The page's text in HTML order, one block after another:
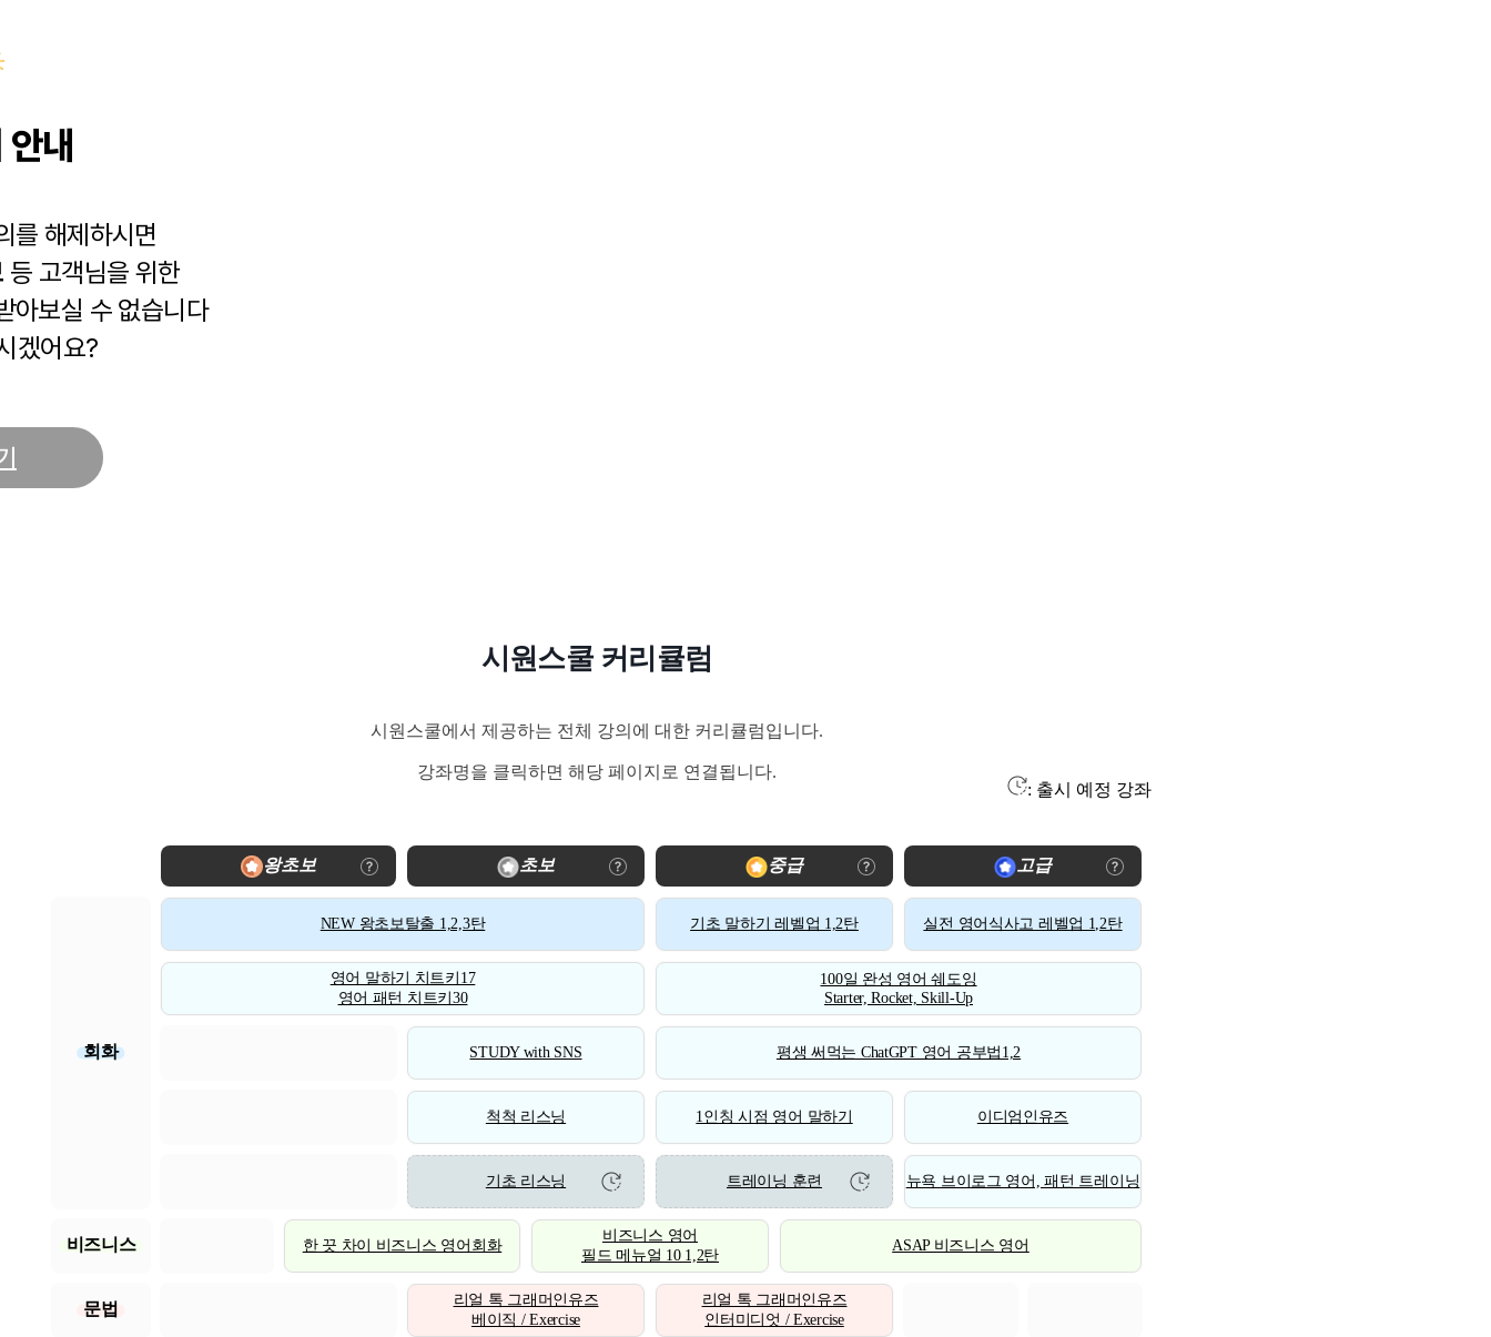
내
를 해제하시면
등 고객님을 위한
아보실 수 없습니다
겠어요?
시원스쿨 커리큘럼
시원스쿨에서 제공하는 전체 강의에 대한 커리큘럼입니다.
강좌명을 클릭하면 해당 페이지로 연결됩니다.
: 출시 예정 강좌
왕초보 초보 중급 고급
회화
NEW 왕초보탈출 1,2,3탄 기초 말하기 레벨업 1,2탄 실전 영어식사고 레벨업 1,2탄
영어 말하기 치트키17
영어 패턴 치트키30
100일 완성 영어 쉐도잉
Starter, Rocket, Skill-Up
STUDY with SNS 평생 써먹는 ChatGPT 영어 공부법1,2
척척 리스닝 1인칭 시점 영어 말하기 이디엄인유즈
기초 리스닝 트레이닝 훈련 뉴욕 브이로그 영어, 패턴 트레이닝
비즈니스 한 끗 차이 비즈니스 영어회화
비즈니스 영어
필드 메뉴얼 10 1,2탄
ASAP 비즈니스 영어
문법
리얼 톡 그래머인유즈
베이직 / Exercise
리얼 톡 그래머인유즈
인터미디엇 / Exercise